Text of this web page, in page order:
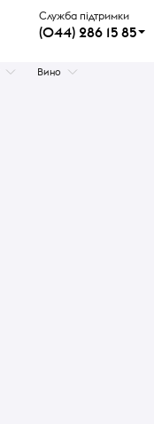
Служба підтримки
(044) 286 15 85
Вино